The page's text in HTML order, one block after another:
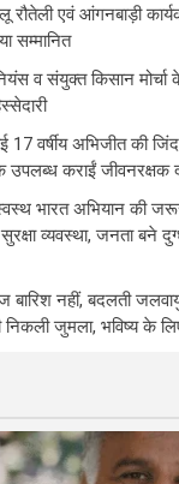
रौतेली एवं आंगनबाड़ी
सम्मानित
व संयुक्त किसान
17 वर्षीय अभिजीत की
कराईं जीवनरक्षक
भारत अभियान की
व्यवस्था, जनता बने
नहीं, बदलती
निकली जुमला, भविष्य के